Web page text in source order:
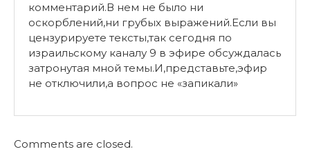
комментарий.В нем не было ни
оскорблений,ни грубых выражений.Если вы
цензурируете тексты,так сегодня по
израильскому каналу 9 в эфире обсуждалась
затронутая мной темы.И,представьте,эфир
не отключили,а вопрос не «запикали»
Comments are closed.